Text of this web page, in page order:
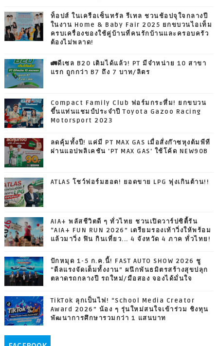
ท็อปส์ ในเครือเซ็นทรัล รีเทล ชวนช้อปจุใจกลางปี
ในงาน Home & Baby Fair 2025 ยกขบวนไอเท็ม
ครบเครื่องของใช้คู่บ้านที่คนรักบ้านและครอบครัว
ต้องไม่พลาด!
🚛ดีเซล B20 เติมได้แล้ว! PT มีจำหน่าย 10 สาขา
แรก ถูกกว่า B7 ถึง 7 บาท/ลิตร
Compact Family Club ฟอร์มกระหึ่ม! ยกขบวน
ขึ้นแท่นแชมป์ประจำปี Toyota Gazoo Racing
Motorsport 2023
ลดคุ้มทั้งปี! แค่มี PT MAX GAS เมื่อสั่งก๊าซหุงต้มพีที
ผ่านแอปพลิเคชัน 'PT MAX GAS' ใช้โค้ด NEW90B
ATLAS โชว์ฟอร์มฮอต! ยอดขาย LPG พุ่งเกินต้าน!!
AIA+ พลัสชีวิตดี ๆ ทั่วไทย ชวนเปิดวาร์ปซิตี้รัน
“AIA+ FUN RUN 2026” เตรียมรองเท้าวิ่งให้พร้อม
แล้วมาวิ่ง ฟิน กินเที่ยว... 4 จังหวัด 4 ภาค ทั่วไทย!
ปักหมุด 1-5 ก.ค.นี้! FAST AUTO SHOW 2026 ชู
“ดีลแรงจัดเต็มทั้งงาน” ผนึกพันธมิตรสร้างสุขปลุก
ตลาดรถกลางปี รถใหม่/มือสอง จองได้มั่นใจ
TikTok ลุกเป็นไฟ! “School Media Creator
Award 2026” น้อง ๆ รุ่นใหม่สนใจเข้าร่วม ชิงทุน
พัฒนาการศึกษารวมกว่า 1 แสนบาท